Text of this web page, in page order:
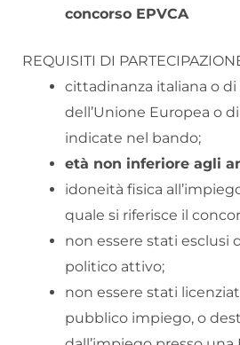
concorso EPVCA
REQUISITI DI
cittadinanza italiana o di
dell’Unione Europea o
indicate nel bando;
età non inferiore agli
idoneità fisica
quale si riferisce il
non essere stati esclusi
politico attivo;
non essere stati
pubblico impiego, o